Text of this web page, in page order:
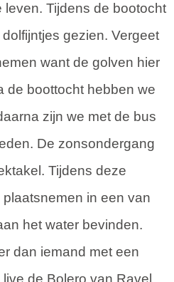
Tijdens de bootocht
gezien. Vergeet
want de golven hier
de boottocht hebben we
zijn we met de bus
De zonsondergang
Tijdens deze
in een van
het water bevinden.
dan iemand met een